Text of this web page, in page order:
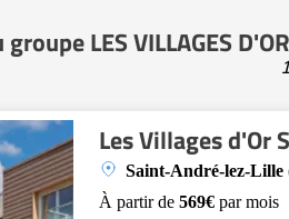
LES VILLAGES
Les Villages d'Or
Saint-André-lez-Lille
À partir de 569€ par mois